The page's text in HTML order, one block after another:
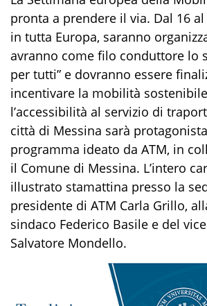
pronta a prendere il via. Dal 16
in tutta Europa, saranno
avranno come filo conduttore lo
per tutti” e dovranno essere
incentivare la mobilità
l’accessibilità al servizio di
città di Messina sarà
programma ideato da ATM, in
il Comune di Messina. L’intero
illustrato stamattina presso la
presidente di ATM Carla Grillo,
sindaco Federico Basile e del
Salvatore Mondello.